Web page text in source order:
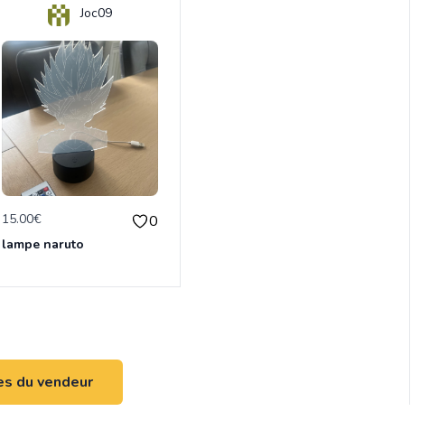
Joc09
15.00€ 0
lampe naruto
du vendeur